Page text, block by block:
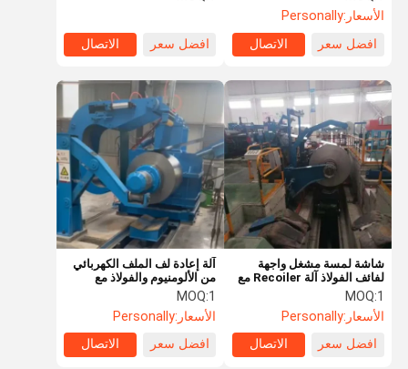
افضل سعر الاتصال
كهربائي
الأسعار:Personally
افضل سعر
الاتصال
آلة إعادة لف الملف الكهربائي
من الألومنيوم والفولاذ مع
فولت / 50 هرتز
MOQ:1
الأسعار:Personally
افضل سعر
الاتصال
شاشة لمسة مشغل واجهة
لفائف الفولاذ آلة Recoiler مع
/ 50Hz الجهد
MOQ:1
الأسعار:Personally
افضل سعر
الاتصال